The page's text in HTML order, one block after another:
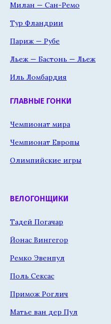
Милан — Сан-Ремо
Тур Фландрии
Париж — Рубе
Льеж — Бастонь — Льеж
Иль Ломбардия
ГЛАВНЫЕ ГОНКИ
Чемпионат мира
Чемпионат Европы
Олимпийские игры
ВЕЛОГОНЩИКИ
Тадей Погачар
Йонас Вингегор
Ремко Эвенпул
Поль Сексас
Примож Роглич
Матье ван дер Пул